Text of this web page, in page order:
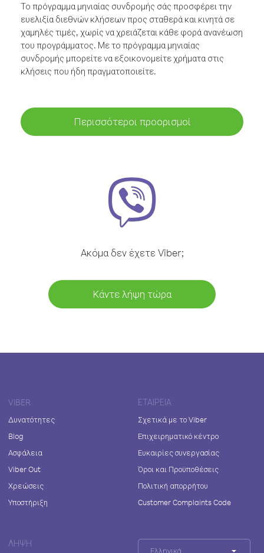
Το πρόγραμμα μηνιαίας συνδρομής σάς προσφέρει την
ευελιξία διεθνών κλήσεων προς σταθερά και κινητά σε
χαμηλές τιμές, χωρίς να χρειάζεται κάθε φορά ανανέωση
του προγράμματος. Με το πρόγραμμα μηνιαίας
συνδρομής μπορείτε να εξοικονομείτε χρήματα στις
κλήσεις που ήδη πραγματοποιείτε.
Περισσότεροι προορισμοί
Ακόμα δεν έχετε Viber;
Κάντε λήψη τώρα
VIBER
Δυνατότητες
Blog
Ασφάλεια
Viber Out
Χρεώσεις
Υποστήριξη
ΕΤΑΙΡΕΊΑ
Σχετικά με το Viber
Επιχειρηματικό κέντρο
Ευκαιρίες συνεργασίας
Όροι και Προϋποθέσεις
Πολιτική απορρήτου
Customer Complaints Code
ΛΉΨΗ
Ελληνικά